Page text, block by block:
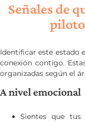
Señales de
Identificar este estado
conexión contigo.
organizadas según el
A nivel emocional
Sientes que tus